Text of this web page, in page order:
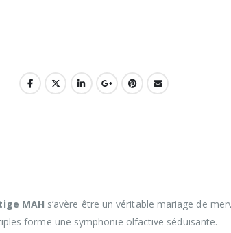
MAH s’avère être un véritable mariage de
forme une symphonie olfactive séduisante.